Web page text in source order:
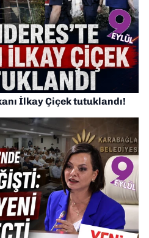
İlkay Çiçek tutuklandı!